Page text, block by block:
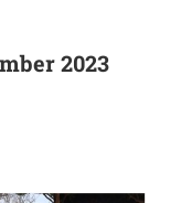
2023